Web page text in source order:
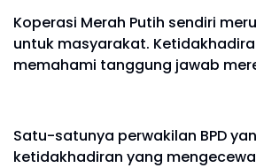
Koperasi Merah Putih sendiri
untuk masyarakat.
memahami tanggung jawab
Satu-satunya perwakilan BPD
ketidakhadiran yang